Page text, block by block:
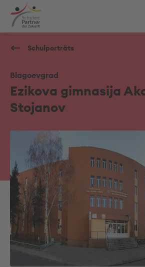
Schulporträts
Blagoevgrad
Ezikova gimnasija
Stojanov